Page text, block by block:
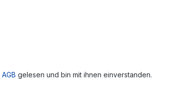
AGB gelesen und bin mit ihnen einverstanden.